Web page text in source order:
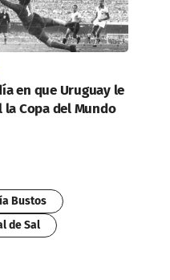
en que Uruguay le
Copa del Mundo
Bustos
de Sal